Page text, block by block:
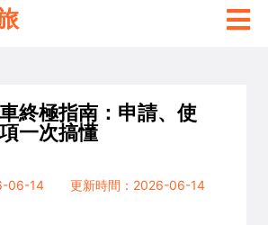
終極指南：申請、使
一次搞懂
06-14
更新時間：2026-06-14